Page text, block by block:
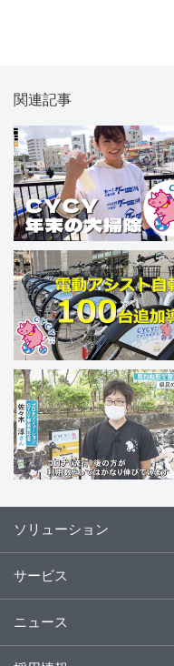
関連記事
ソリューション
サービス
ニュース